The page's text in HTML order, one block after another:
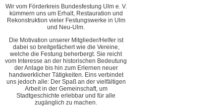
Wir vom Förderkreis Bundesfestung Ulm e. V.
kümmern uns um Erhalt, Restauration und
Rekonstruktion vieler Festungswerke in Ulm
und Neu-Ulm.
Die Motivation unserer Mitglieder/Helfer ist
dabei so breitgefächert wie die Vereine,
welche die Festung beherbergt. Sie reicht
vom Interesse an der historischen Bedeutung
der Anlage bis hin zum Erlernen neuer
handwerklicher Tätigkeiten. Eins verbindet
uns jedoch alle: Der Spaß an der vielfältigen
Arbeit in der Gemeinschaft, um
Stadtgeschichte erlebbar und für alle
zugänglich zu machen.